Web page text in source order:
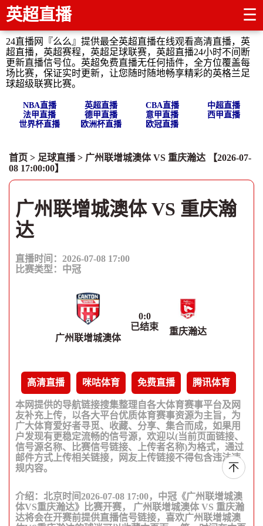
英超直播 ☰
24直播网『么么』提供最全英超直播在线观看高清直播，英
超直播，英超赛程，英超足球联赛，英超直播24小时不间断
更新直播信号位。英超免费直播无任何插件，全方位覆盖每
场比赛，保证实时更新，让您随时随地畅享精彩的英格兰足
球超级联赛比赛。
NBA直播 英超直播 CBA直播
中超直播
法甲直播
德甲直播 意甲直播
西甲直播
世界杯直播
欧洲杯直播 欧冠直播
首页 > 足球直播> 广州联增城澳体 VS 重庆瀚达 【2026-07-
08 17:00:00】
广州联增城澳体 VS 重庆瀚
达
直播时间：2026-07-08 17:00
比赛类型： 中冠
广州联增城澳体
0:0
已结束
重庆瀚达
高清直播 咪咕体育 免费直播 腾讯体育
本网提供的导航链接搜集整理自各大体育赛事平台及网
友补充上传，以各大平台优质体育赛事资源为主旨，为
广大体育爱好者寻觅、收藏、分享、集合而成，如果用
户发现有更稳定流畅的信号源，欢迎以(当前页面链接、
信号源名称、比赛信号链接、上传者名称)为格式，通过
邮件方式上传相关链接，网友上传链接不得包含违法违
规内容。
介绍：北京时间2026-07-08 17:00，中冠《广州联增城澳
体VS重庆瀚达》比赛开赛， 广州联增城澳体 VS 重庆瀚
达将会在开赛前提供直播信号链接，喜欢广州联增城澳